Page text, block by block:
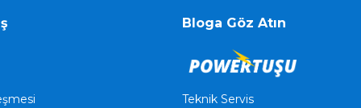
Bloga Göz Atın
Teknik Servis